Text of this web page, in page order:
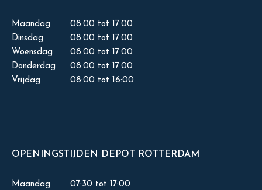
Maandag
08:00 tot 17:00
Dinsdag
08:00 tot 17:00
Woensdag
08:00 tot 17:00
Donderdag
08:00 tot 17:00
Vrijdag
08:00 tot 16:00
OPENINGSTIJDEN DEPOT ROTTERDAM
Maandag
07:30 tot 17:00